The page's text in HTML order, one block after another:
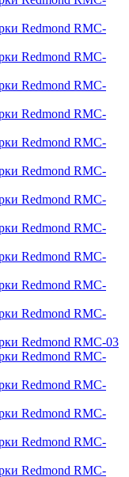
Redmond RMC-
Redmond RMC-
Redmond RMC-
Redmond RMC-
Redmond RMC-
Redmond RMC-
Redmond RMC-
Redmond RMC-
Redmond RMC-
Redmond RMC-
Redmond RMC-
Redmond RMC-03
Redmond RMC-
Redmond RMC-
Redmond RMC-
Redmond RMC-
Redmond RMC-